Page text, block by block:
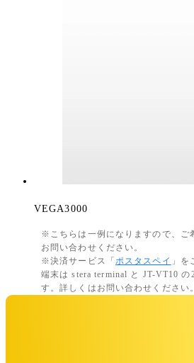
VEGA3000
※こちらは一例になりますので、ご
お問い合わせください。
※決済サービス「 ポスタスペイ 」を
端末は stera terminal と JT-VT10 の
す。詳しくはお問い合わせください。